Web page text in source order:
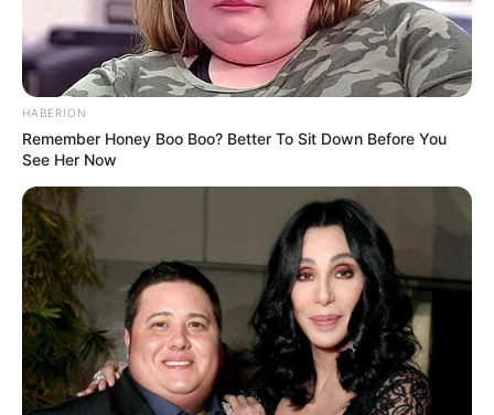
Ivana no acudira a la final
de supervivientes. Las
razones y su últimos
palabras para acercarse a
Hugo